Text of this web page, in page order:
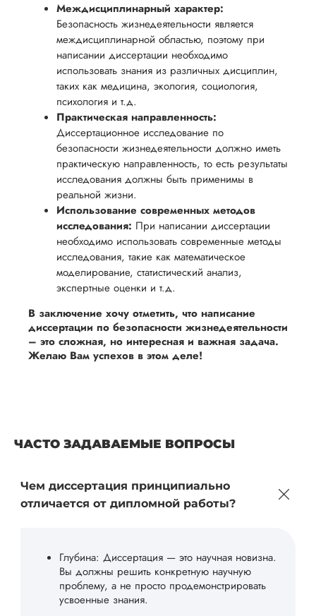
Междисциплинарный характер:
Безопасность жизнедеятельности является
междисциплинарной областью, поэтому при
написании диссертации необходимо
использовать знания из различных дисциплин,
таких как медицина, экология, социология,
психология и т.д.
Практическая направленность:
Диссертационное исследование по
безопасности жизнедеятельности должно иметь
практическую направленность, то есть результаты
исследования должны быть применимы в
реальной жизни.
Использование современных методов
исследования: При написании диссертации
необходимо использовать современные методы
исследования, такие как математическое
моделирование, статистический анализ,
экспертные оценки и т.д.
В заключение хочу отметить, что написание
диссертации по безопасности жизнедеятельности
– это сложная, но интересная и важная задача.
Желаю Вам успехов в этом деле!
ЧАСТО ЗАДАВАЕМЫЕ ВОПРОСЫ
Чем диссертация принципиально
отличается от дипломной работы?
Глубина: Диссертация — это научная новизна.
Вы должны решить конкретную научную
проблему, а не просто продемонстрировать
усвоенные знания.